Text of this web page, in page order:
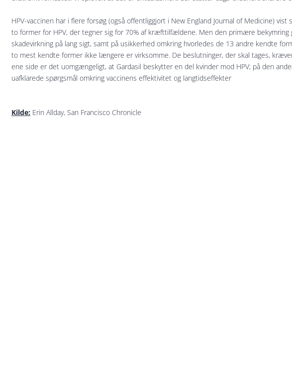
HPV-vaccinen har i flere forsøg (også offentliggjort i New England Journal of Medicine)
to former for HPV, der tegner sig for 70% af kræfttilfældene. Men den primære bekymring
skadevirkning på lang sigt, samt på usikkerhed omkring hvorledes de 13 andre kendte
to mest kendte former ikke længere er virksomme. De beslutninger, der skal tages,
ene side er det uomgængeligt, at Gardasil beskytter en del kvinder mod HPV; på den
uafklarede spørgsmål omkring vaccinens effektivitet og langtidseffekter
Kilde: Erin Allday, San Francisco Chronicle